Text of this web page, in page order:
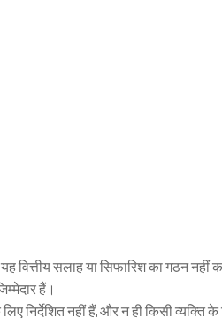
वित्तीय सलाह या सिफारिश का गठन
हैं।
नहीं हैं, और न ही किसी व्यक्ति के